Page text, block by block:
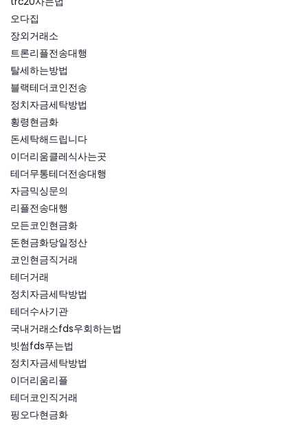
오다집
장외거래소
트론리플전송대행
탈세하는방법
블랙테더코인전송
정치자금세탁방법
횡령현금화
돈세탁해드립니다
이더리움클레식사는곳
테더무통테더전송대행
자금믹싱문의
리플전송대행
모든코인현금화
돈현금화당일정산
코인현금직거래
테더거래
정치자금세탁방법
테더수사기관
국내거래소fds우회하는법
빗썸fds푸는법
정치자금세탁방법
이더리움리플
테더코인직거래
핑오다현금화